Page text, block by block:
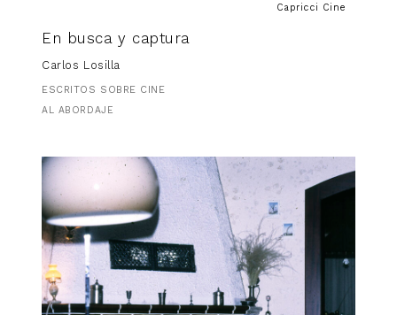
Capricci Cine
En busca y captura
Carlos Losilla
ESCRITOS SOBRE CINE
AL ABORDAJE